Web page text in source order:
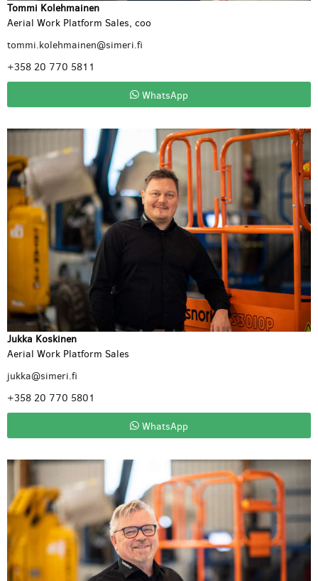
Tommi Kolehmainen
Aerial Work Platform Sales, coo
tommi.kolehmainen@simeri.fi
+358 20 770 5811
WhatsApp
Jukka Koskinen
Aerial Work Platform Sales
jukka@simeri.fi
+358 20 770 5801
WhatsApp